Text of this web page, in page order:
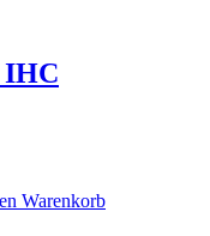
IHC
Warenkorb